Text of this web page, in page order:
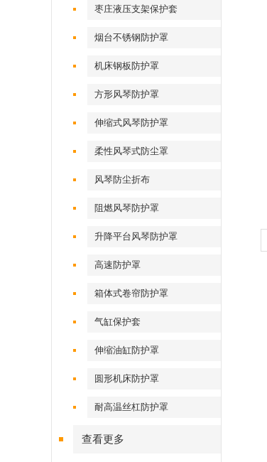
枣庄液压支架保护套
烟台不锈钢防护罩
机床钢板防护罩
方形风琴防护罩
伸缩式风琴防护罩
柔性风琴式防尘罩
风琴防尘折布
阻燃风琴防护罩
升降平台风琴防护罩
高速防护罩
箱体式卷帘防护罩
气缸保护套
伸缩油缸防护罩
圆形机床防护罩
耐高温丝杠防护罩
查看更多